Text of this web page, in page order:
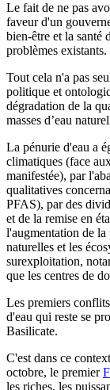
Le fait de ne pas
faveur d'un
bien-être et la santé
problèmes existants.
Tout cela n'a pas
politique et
dégradation de la
masses d’eau
La pénurie d'eau a
climatiques (face
manifestée), par
qualitatives
PFAS), par des
et de la remise en
l'augmentation de la
naturelles et les
surexploitation,
que les centres de
Les premiers
d'eau qui reste se
Basilicate.
C'est dans ce
octobre, le premier
les riches, les